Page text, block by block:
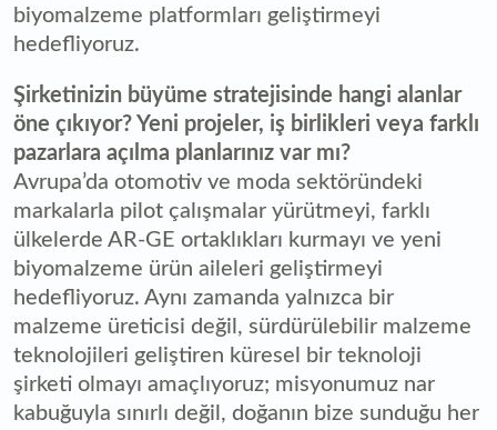
biyomalzeme platformları geliştirmeyi
hedefliyoruz.
Şirketinizin büyüme stratejisinde hangi alanlar
öne çıkıyor? Yeni projeler, iş birlikleri veya farklı
pazarlara açılma planlarınız var mı?
Avrupa’da otomotiv ve moda sektöründeki
markalarla pilot çalışmalar yürütmeyi, farklı
ülkelerde AR-GE ortaklıkları kurmayı ve yeni
biyomalzeme ürün aileleri geliştirmeyi
hedefliyoruz. Aynı zamanda yalnızca bir
malzeme üreticisi değil, sürdürülebilir malzeme
teknolojileri geliştiren küresel bir teknoloji
şirketi olmayı amaçlıyoruz; misyonumuz nar
kabuğuyla sınırlı değil, doğanın bize sunduğu her